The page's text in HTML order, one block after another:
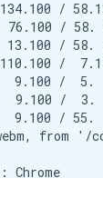
/
76.100 / 58.
13.100 / 58.
/
9.100 /  5.
9.100 /  3.
9.100 / 55.
from '/
Chrome